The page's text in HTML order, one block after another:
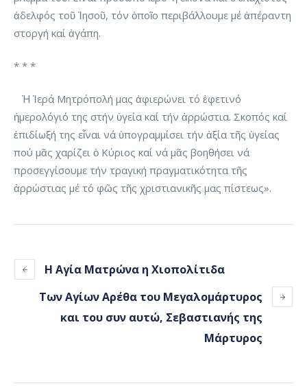
ἀδελφός τοῦ Ἰησοῦ, τόν ὁποῖο περιβάλλουμε μέ ἀπέραντη
στοργή καί ἀγάπη.
* * *
Ἡ Ἱερά Μητρόπολή μας ἀφιερώνει τό ἐφετινό
ἡμερολόγιό της στήν ὑγεία καί τήν ἀρρώστια. Σκοπός καί
ἐπιδίωξή της εἶναι νά ὑπογραμμίσει τήν ἀξία τῆς ὑγείας
πού μᾶς χαρίζει ὁ Κύριος καί νά μᾶς βοηθήσει νά
προσεγγίσουμε τήν τραγική πραγματικότητα τῆς
ἀρρώστιας μέ τό φῶς τῆς χριστιανικῆς μας πίστεως».
Η Αγία Ματρώνα η Χιοπολίτιδα
Των Αγίων Αρέθα του Μεγαλομάρτυρος
και του συν αυτώ, Σεβαστιανής της
Μάρτυρος